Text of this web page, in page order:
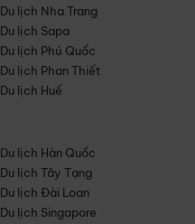
Du lịch Nha Trang
Du lịch Sapa
Du lịch Phú Quốc
Du lịch Phan Thiết
Du lịch Huế
Du lịch Hàn Quốc
Du lịch Tây Tạng
Du lịch Đài Loan
Du lịch Singapore